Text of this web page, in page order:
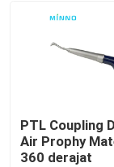
PTL Coupling
Air Prophy
360 derajat